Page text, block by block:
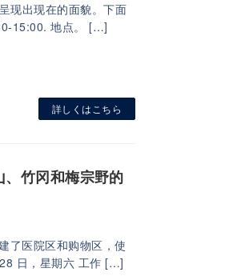
现出现在的面貌。下面
15:00. 地点。 […]
詳しくはこちら
竹冈和梅宗野的
了医院区和购物区，使
日，星期六 工作 […]